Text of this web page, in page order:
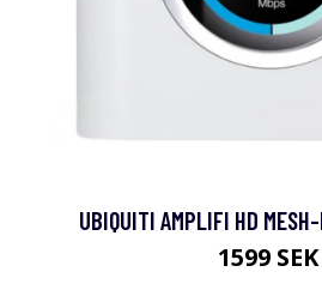
UBIQUITI AMPLIFI HD
1599 SEK